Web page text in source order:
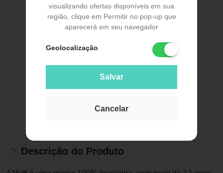
visualizando ofertas disponíveis em sua
região, clique em Permitir no pop-up que
aparecerá em seu navegador
Geolocalização
Salvar
Cancelar
Descrição do Produto